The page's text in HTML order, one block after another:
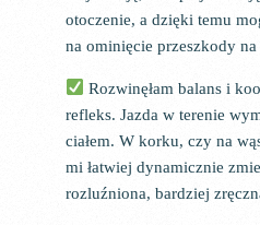
otoczenie, a dzięki temu
na ominięcie przeszkody na
Rozwinęłam balans i
refleks. Jazda w terenie
ciałem. W korku, czy na
mi łatwiej dynamicznie
rozluźniona, bardziej